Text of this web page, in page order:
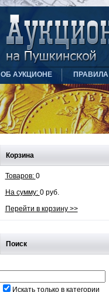
ОБ АУКЦИОНЕ ПРАВИЛА
Корзина
Товаров: 0
На сумму: 0 руб.
Перейти в корзину >>
Поиск
Искать только в категории